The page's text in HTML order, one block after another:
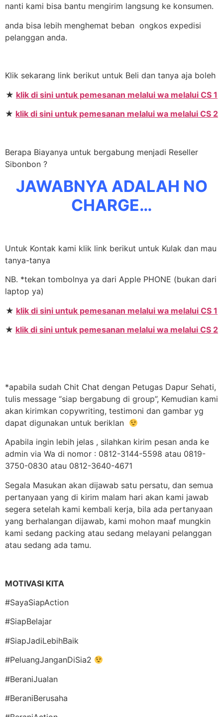
nanti kami bisa bantu mengirim langsung ke konsumen.
anda bisa lebih menghemat beban ongkos expedisi
pelanggan anda.
Klik sekarang link berikut untuk Beli dan tanya aja boleh
★ klik di sini untuk pemesanan melalui wa melalui CS 1
★ klik di sini untuk pemesanan melalui wa melalui CS 2
Berapa Biayanya untuk bergabung menjadi Reseller
Sibonbon ?
JAWABNYA ADALAH NO
CHARGE…
Untuk Kontak kami klik link berikut untuk Kulak dan mau
tanya-tanya
NB. *tekan tombolnya ya dari Apple PHONE (bukan dari
laptop ya)
★ klik di sini untuk pemesanan melalui wa melalui CS 1
★ klik di sini untuk pemesanan melalui wa melalui CS 2
*apabila sudah Chit Chat dengan Petugas Dapur Sehati,
tulis message “siap bergabung di group”, Kemudian kami
akan kirimkan copywriting, testimoni dan gambar yg
dapat digunakan untuk beriklan
Apabila ingin lebih jelas , silahkan kirim pesan anda ke
admin via Wa di nomor : 0812-3144-5598 atau 0819-
3750-0830 atau 0812-3640-4671
Segala Masukan akan dijawab satu persatu, dan semua
pertanyaan yang di kirim malam hari akan kami jawab
segera setelah kami kembali kerja, bila ada pertanyaan
yang berhalangan dijawab, kami mohon maaf mungkin
kami sedang packing atau sedang melayani pelanggan
atau sedang ada tamu.
MOTIVASI KITA
#SayaSiapAction
#SiapBelajar
#SiapJadiLebihBaik
#PeluangJanganDiSia2
#BeraniJualan
#BeraniBerusaha